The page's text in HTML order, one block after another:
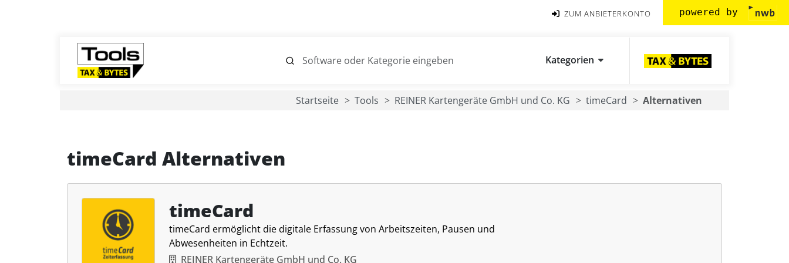
ZUM ANBIETERKONTO powered by
Kategorien
Startseite Tools REINER Kartengeräte GmbH und Co. KG timeCard Alternativen
timeCard Alternativen
timeCard
timeCard ermöglicht die digitale Erfassung von Arbeitszeiten, Pausen und
Abwesenheiten in Echtzeit.
REINER Kartengeräte GmbH und Co. KG